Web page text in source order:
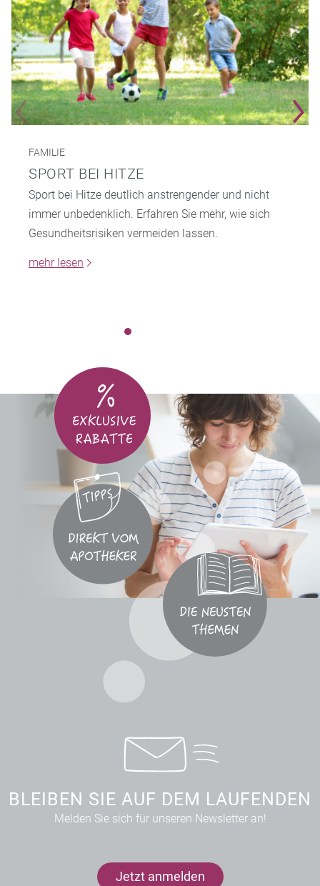
FAMILIE
SPORT BEI HITZE
Sport bei Hitze deutlich anstrengender und nicht
immer unbedenklich. Erfahren Sie mehr, wie sich
Gesundheitsrisiken vermeiden lassen.
mehr lesen
BLEIBEN SIE AUF DEM LAUFENDEN
Melden Sie sich für unseren Newsletter an!
Jetzt anmelden